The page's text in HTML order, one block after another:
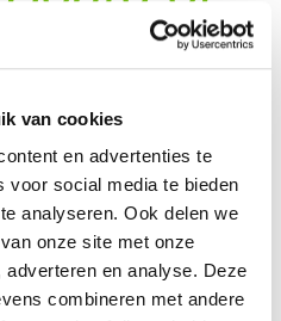
van cookies
en advertenties te
voor social media te bieden
analyseren. Ook delen we
onze site met onze
en analyse. Deze
combineren met andere
we
mobilise
our